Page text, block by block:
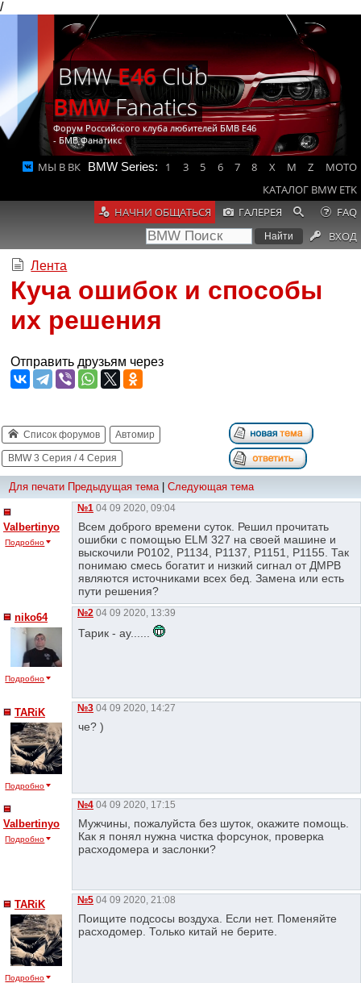
/
BMWE46Club
BMWFanatics
Форум Российского клуба любителей БМВ Е46
- БМВ Фанатикс
МЫ В ВК BMW Series: 1 3 5 6 7 8 X M Z
MOTO
КАТАЛОГ BMW ETK
НАЧНИ ОБЩАТЬСЯ
ГАЛЕРЕЯ
FAQ
ВХОД
Лента
Куча ошибок и способы
их решения
Отправить друзьям через
Список форумов Автомир
BMW 3 Серия / 4 Серия
Для печати Предыдущая тема| Следующая тема
Valbertinyo
Подробно
№1 04 09 2020, 09:04
Всем доброго времени суток. Решил прочитать
ошибки с помощью ELM 327 на своей машине и
выскочили P0102, P1134, P1137, P1151, P1155. Так
понимаю смесь богатит и низкий сигнал от ДМРВ
являются источниками всех бед. Замена или есть
пути решения?
niko64
Подробно
№2 04 09 2020, 13:39
Тарик - ау......
TARiK
Подробно
№3 04 09 2020, 14:27
че? )
Valbertinyo
Подробно
№4 04 09 2020, 17:15
Мужчины, пожалуйста без шуток, окажите помощь.
Как я понял нужна чистка форсунок, проверка
расходомера и заслонки?
TARiK
Подробно
№5 04 09 2020, 21:08
Поищите подсосы воздуха. Если нет. Поменяйте
расходомер. Только китай не берите.